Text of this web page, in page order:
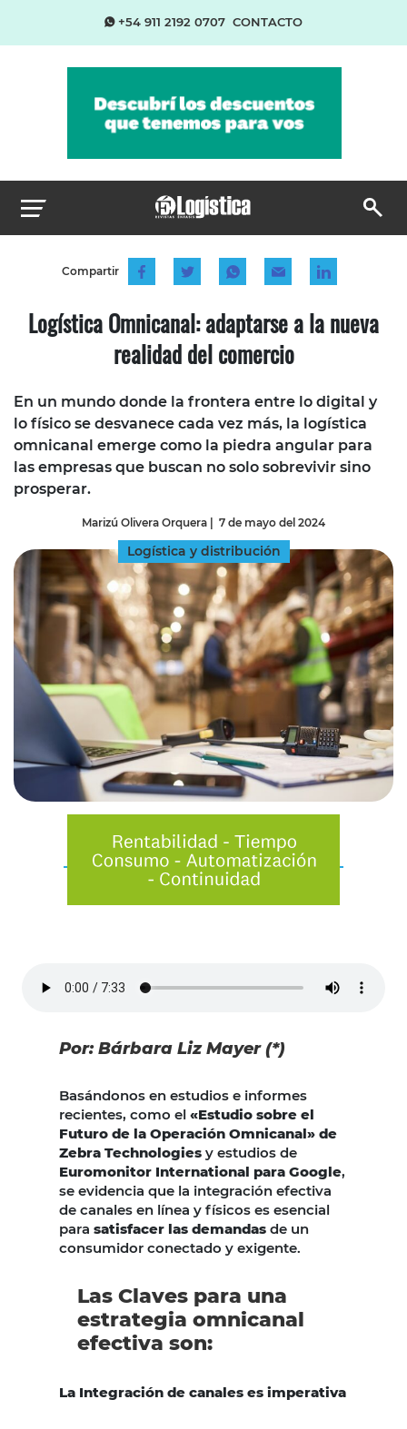
+54 911 2192 0707 CONTACTO
Compartir
Logística Omnicanal: adaptarse a la nueva
realidad del comercio
En un mundo donde la frontera entre lo digital y
lo físico se desvanece cada vez más, la logística
omnicanal emerge como la piedra angular para
las empresas que buscan no solo sobrevivir sino
prosperar.
Marizú Olivera Orquera | 7 de mayo del 2024
Logística y distribución
Por: Bárbara Liz Mayer (*)
Basándonos en estudios e informes
recientes, como el «Estudio sobre el
Futuro de la Operación Omnicanal» de
Zebra Technologies y estudios de
Euromonitor International para Google,
se evidencia que la integración efectiva
de canales en línea y físicos es esencial
para satisfacer las demandas de un
consumidor conectado y exigente.
Las Claves para una
estrategia omnicanal
efectiva son:
La Integración de canales es imperativa